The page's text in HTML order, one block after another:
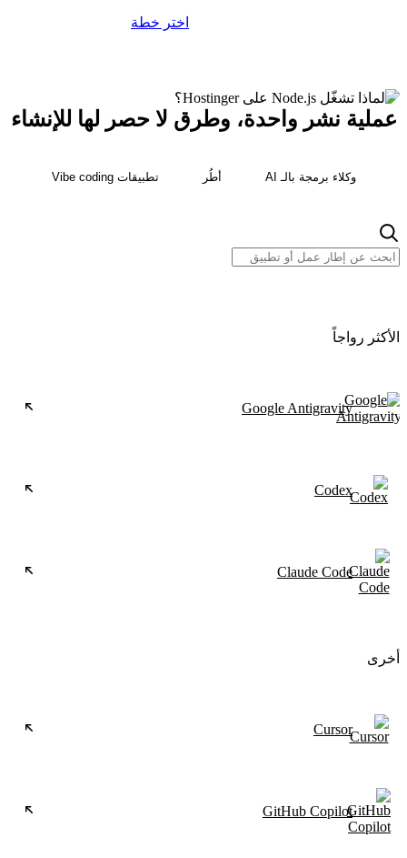
اختر خطة
عملية نشر واحدة، وطرق لا حصر لها للإنشاء
وكلاء برمجة بالـ AI أطُر تطبيقات Vibe coding
الأكثر رواجاً
Google Antigravity
Codex
Claude Code
أخرى
Cursor
GitHub Copilot